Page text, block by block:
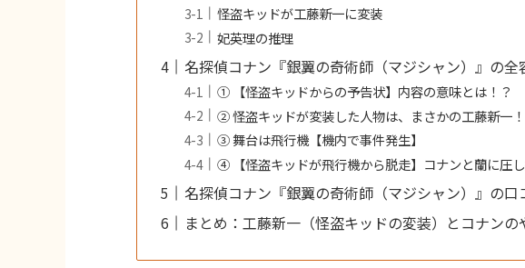
怪盗キッドが工藤新一に変装
妃英理の推理
名探偵コナン『銀翼の奇術師（マジシャン）』の全
① 【怪盗キッドからの予告状】内容の意味とは！？
② 怪盗キッドが変装した人物は、まさかの工藤新一
③ 舞台は飛行機【機内で事件発生】
④ 【怪盗キッドが飛行機から脱走】コナンと蘭に圧
名探偵コナン『銀翼の奇術師（マジシャン）』の
まとめ：工藤新一（怪盗キッドの変装）とコナンの